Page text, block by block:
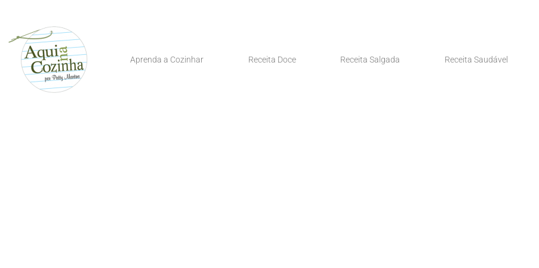
Aprenda a Cozinhar Receita Doce Receita Salgada Receita Saudável